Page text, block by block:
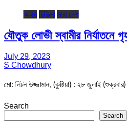
আইন চিকিত্সা সারা দেশ
যৌতুক লোভী স্বামীর
July 29, 2023
S Chowdhury
মো: লিটন উজ্জামান, (কুষ্টিয়া) : ২৮ জুলাই
Search
Search